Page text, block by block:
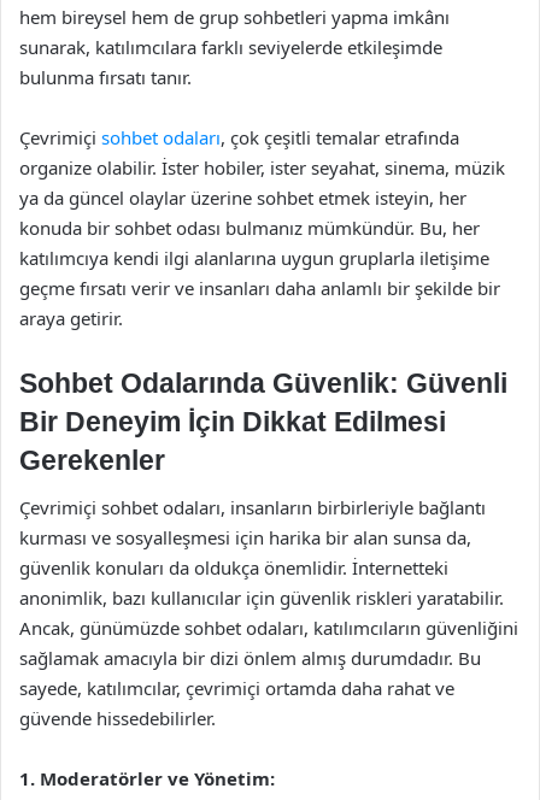
hem bireysel hem de grup sohbetleri yapma imkânı
sunarak, katılımcılara farklı seviyelerde etkileşimde
bulunma fırsatı tanır.
Çevrimiçi sohbet odaları, çok çeşitli temalar etrafında
organize olabilir. İster hobiler, ister seyahat, sinema, müzik
ya da güncel olaylar üzerine sohbet etmek isteyin, her
konuda bir sohbet odası bulmanız mümkündür. Bu, her
katılımcıya kendi ilgi alanlarına uygun gruplarla iletişime
geçme fırsatı verir ve insanları daha anlamlı bir şekilde bir
araya getirir.
Sohbet Odalarında Güvenlik: Güvenli
Bir Deneyim İçin Dikkat Edilmesi
Gerekenler
Çevrimiçi sohbet odaları, insanların birbirleriyle bağlantı
kurması ve sosyalleşmesi için harika bir alan sunsa da,
güvenlik konuları da oldukça önemlidir. İnternetteki
anonimlik, bazı kullanıcılar için güvenlik riskleri yaratabilir.
Ancak, günümüzde sohbet odaları, katılımcıların güvenliğini
sağlamak amacıyla bir dizi önlem almış durumdadır. Bu
sayede, katılımcılar, çevrimiçi ortamda daha rahat ve
güvende hissedebilirler.
1. Moderatörler ve Yönetim: